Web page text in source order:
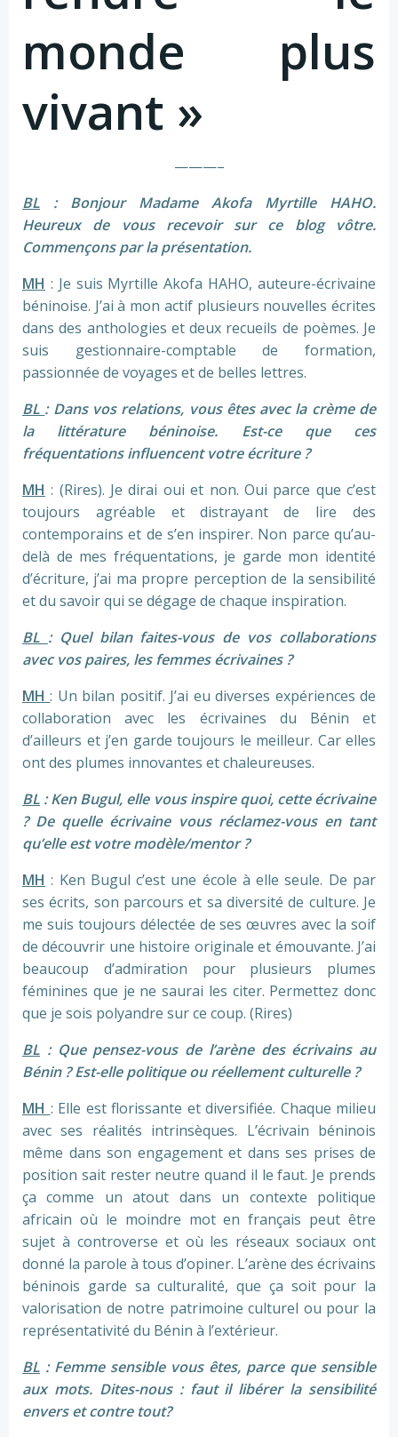
monde plus
vivant »
———–
BL : Bonjour Madame Akofa Myrtille HAHO.
Heureux de vous recevoir sur ce blog vôtre.
Commençons par la présentation.
MH : Je suis Myrtille Akofa HAHO, auteure-écrivaine
béninoise. J’ai à mon actif plusieurs nouvelles écrites
dans des anthologies et deux recueils de poèmes. Je
suis gestionnaire-comptable de formation,
passionnée de voyages et de belles lettres.
BL : Dans vos relations, vous êtes avec la crème de
la littérature béninoise. Est-ce que ces
fréquentations influencent votre écriture ?
MH : (Rires). Je dirai oui et non. Oui parce que c’est
toujours agréable et distrayant de lire des
contemporains et de s’en inspirer. Non parce qu’au-
delà de mes fréquentations, je garde mon identité
d’écriture, j’ai ma propre perception de la sensibilité
et du savoir qui se dégage de chaque inspiration.
BL : Quel bilan faites-vous de vos collaborations
avec vos paires, les femmes écrivaines ?
MH: Un bilan positif. J’ai eu diverses expériences de
collaboration avec les écrivaines du Bénin et
d’ailleurs et j’en garde toujours le meilleur. Car elles
ont des plumes innovantes et chaleureuses.
BL : Ken Bugul, elle vous inspire quoi, cette écrivaine
? De quelle écrivaine vous réclamez-vous en tant
qu’elle est votre modèle/mentor ?
MH : Ken Bugul c’est une école à elle seule. De par
ses écrits, son parcours et sa diversité de culture. Je
me suis toujours délectée de ses œuvres avec la soif
de découvrir une histoire originale et émouvante. J’ai
beaucoup d’admiration pour plusieurs plumes
féminines que je ne saurai les citer. Permettez donc
que je sois polyandre sur ce coup. (Rires)
BL : Que pensez-vous de l’arène des écrivains au
Bénin ? Est-elle politique ou réellement culturelle ?
MH : Elle est florissante et diversifiée. Chaque milieu
avec ses réalités intrinsèques. L’écrivain béninois
même dans son engagement et dans ses prises de
position sait rester neutre quand il le faut. Je prends
ça comme un atout dans un contexte politique
africain où le moindre mot en français peut être
sujet à controverse et où les réseaux sociaux ont
donné la parole à tous d’opiner. L’arène des écrivains
béninois garde sa culturalité, que ça soit pour la
valorisation de notre patrimoine culturel ou pour la
représentativité du Bénin à l’extérieur.
BL : Femme sensible vous êtes, parce que sensible
aux mots. Dites-nous : faut il libérer la sensibilité
envers et contre tout?